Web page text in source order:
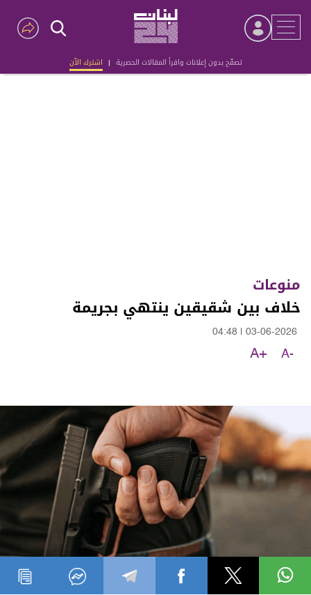
تصفّح بدون إعلانات واقرأ المقالات الحصرية | اشترك الآن
Advertisement
منوعات
خلاف بين شقيقين ينتهي بجريمة
03-06-2026
04:48
A-
A+